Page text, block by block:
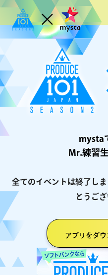
mysta
Mr.練習
全てのイベントは終了し
とうござ
アプリをダ